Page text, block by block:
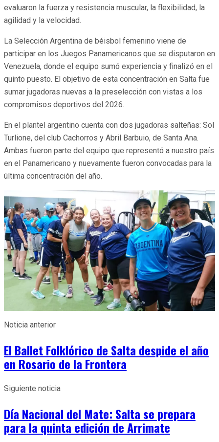
evaluaron la fuerza y resistencia muscular, la flexibilidad, la
agilidad y la velocidad.
La Selección Argentina de béisbol femenino viene de
participar en los Juegos Panamericanos que se disputaron en
Venezuela, donde el equipo sumó experiencia y finalizó en el
quinto puesto. El objetivo de esta concentración en Salta fue
sumar jugadoras nuevas a la preselección con vistas a los
compromisos deportivos del 2026.
En el plantel argentino cuenta con dos jugadoras salteñas: Sol
Turlione, del club Cachorros y Abril Barbuio, de Santa Ana.
Ambas fueron parte del equipo que representó a nuestro país
en el Panamericano y nuevamente fueron convocadas para la
última concentración del año.
Noticia anterior
El Ballet Folklórico de Salta despide el año
en Rosario de la Frontera
Siguiente noticia
Día Nacional del Mate: Salta se prepara
para la quinta edición de Arrimate